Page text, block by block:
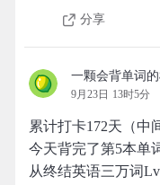
分享
一颗会背单词
9月23日 13时5分
累计打卡172天（中
今天背完了第5本单
从终结英语三万词